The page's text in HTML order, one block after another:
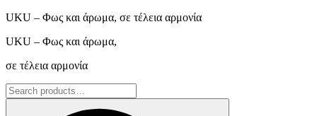
UKU – Φως και άρωμα, σε τέλεια αρμονία
UKU – Φως και άρωμα,
σε τέλεια αρμονία